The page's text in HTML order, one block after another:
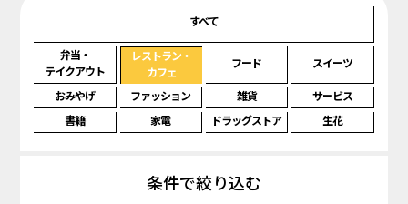
すべて
弁当・
テイクアウト
レストラン・
カフェ
フード スイーツ
おみやげ ファッション 雑貨
サービス
書籍
家電 ドラッグストア 生花
条件で絞り込む